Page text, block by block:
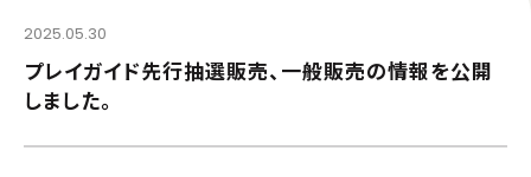
2025.05.30
プレイガイド先行抽選販売、一般販売の情報を公開
しました。